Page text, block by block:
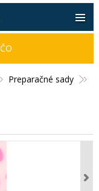
Preparačné sady